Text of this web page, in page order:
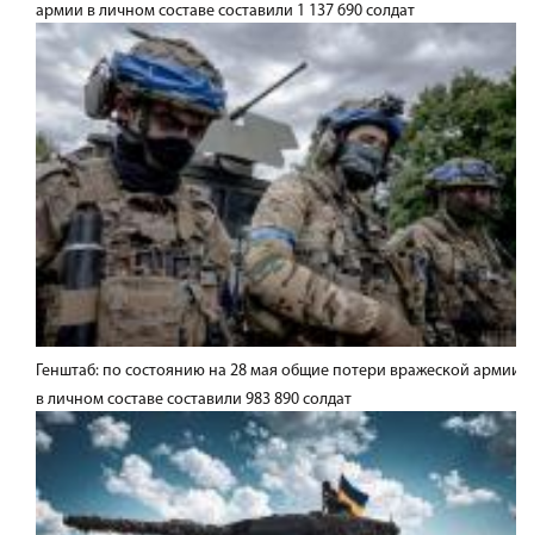
армии в личном составе составили 1 137 690 солдат
Генштаб: по состоянию на 28 мая общие потери вражеской армии
в личном составе составили 983 890 солдат